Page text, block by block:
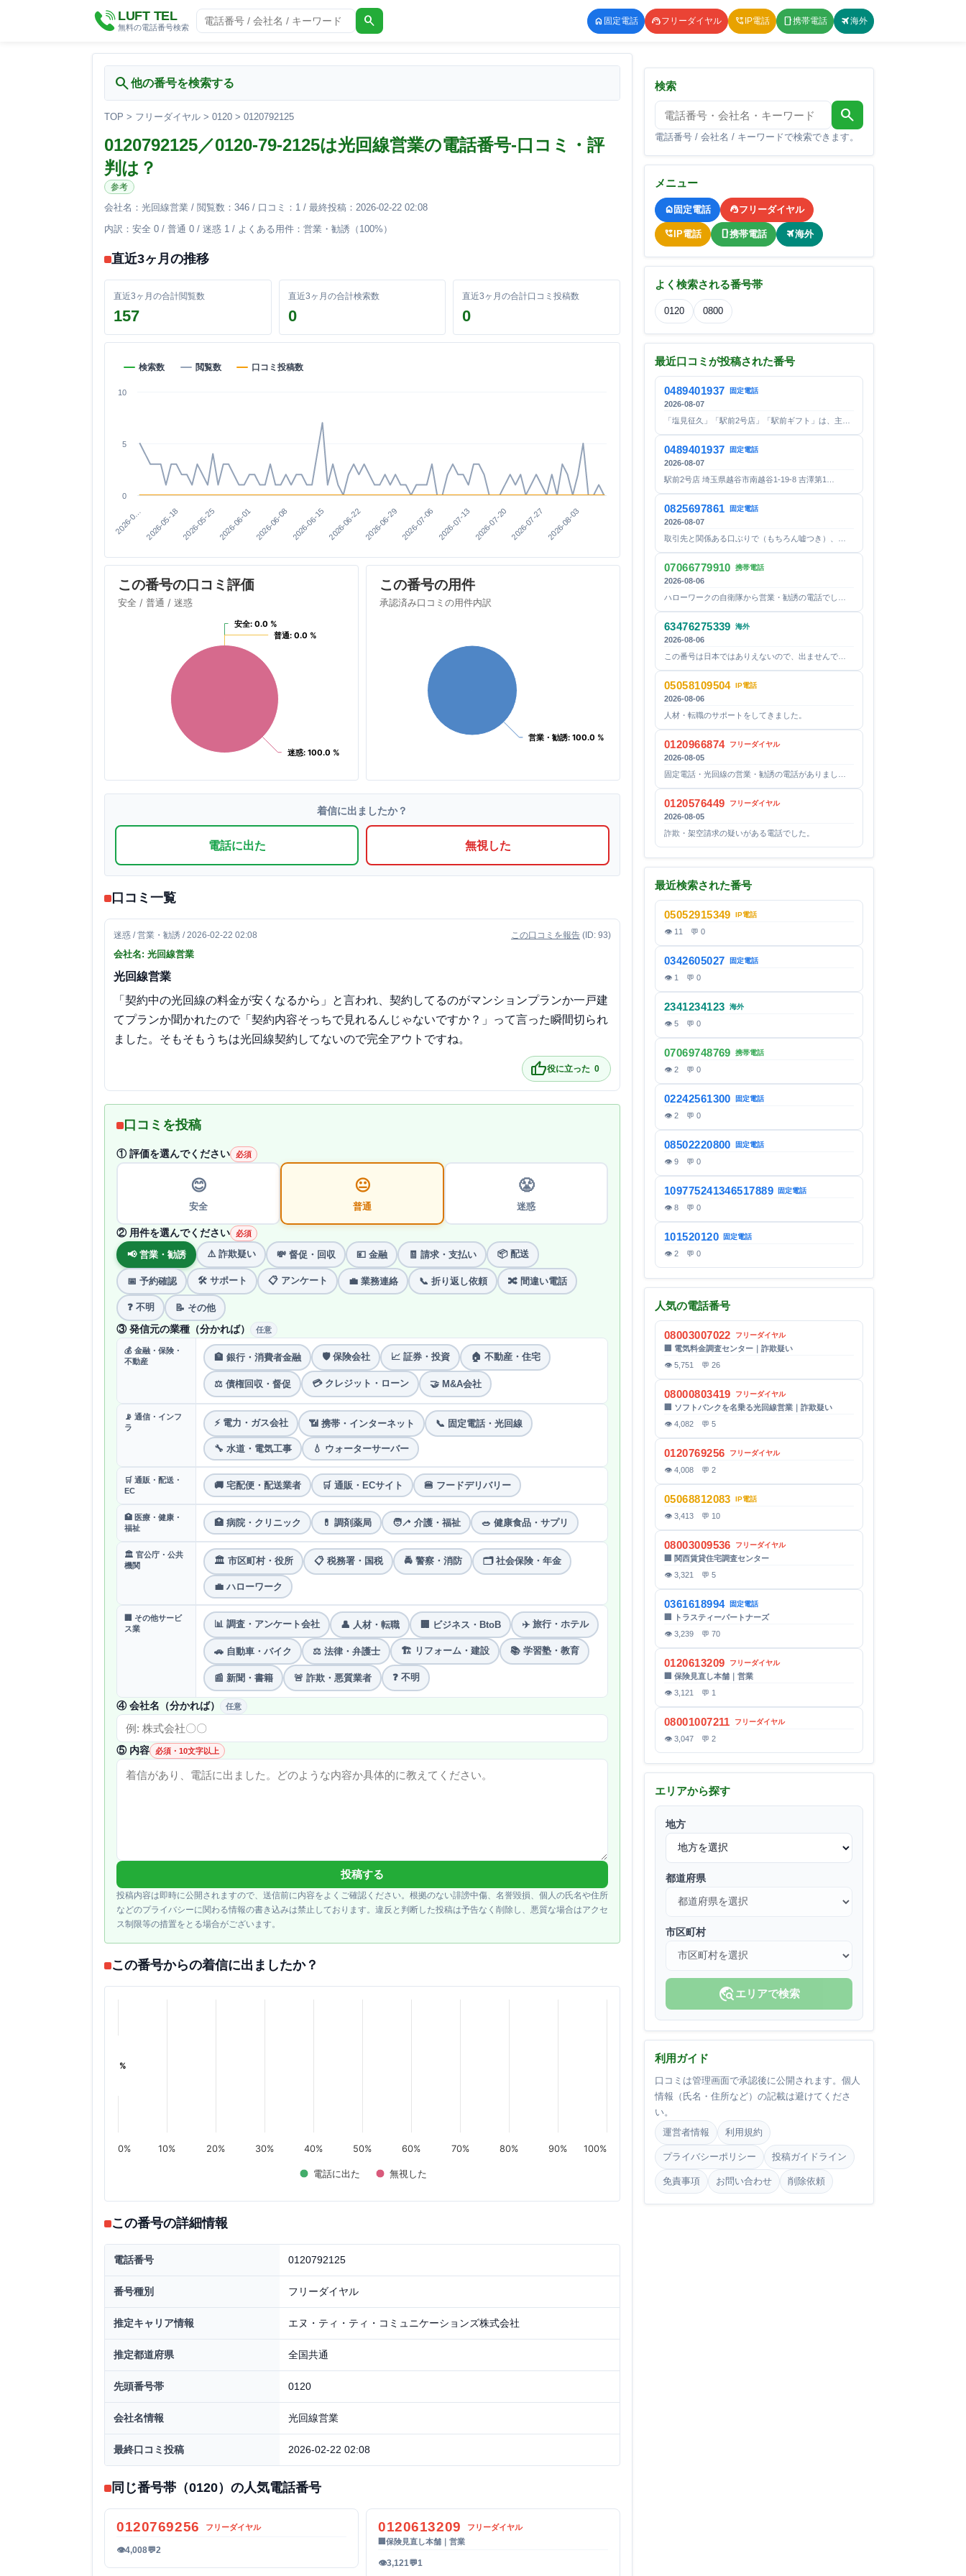
LUFT TEL
無料の電話番号検索 search 固定電話 フリーダイヤル IP電話 携帯電話 海外
search 他の番号を検索する
TOP > フリーダイヤル > 0120 > 0120792125
0120792125／0120-79-2125は光回線営業の電話番号-口コミ・評
判は？
参考
会社名：光回線営業 / 閲覧数：346 / 口コミ：1 / 最終投稿：2026-02-22 02:08
内訳：安全 0 / 普通 0 / 迷惑 1 / よくある用件：営業・勧誘（100%）
直近3ヶ月の推移
直近3ヶ月の合計閲覧数
157
直近3ヶ月の合計検索数
0
直近3ヶ月の合計口コミ投稿数
0
検索数 閲覧数 口コミ投稿数
2026-0… 2026-05-18 2026-05-25 2026-06-01 2026-06-08 2026-06-15 2026-06-22 2026-06-29 2026-07-06 2026-07-13 2026-07-20 2026-07-27 2026-08-03
0
5
10
この番号の口コミ評価
安全 / 普通 / 迷惑
安全: 0.0 %
安全: 0.0 %
普通: 0.0 %
普通: 0.0 %
迷惑: 100.0 %
迷惑: 100.0 %
この番号の用件
承認済み口コミの用件内訳
営業・勧誘: 100.0 %
営業・勧誘: 100.0 %
着信に出ましたか？
電話に出た 無視した
口コミ一覧
迷惑 / 営業・勧誘 / 2026-02-22 02:08 この口コミを報告 (ID: 93)
会社名: 光回線営業
光回線営業
「契約中の光回線の料金が安くなるから」と言われ、契約してるのがマンションプランか一戸建
てプランか聞かれたので「契約内容そっちで見れるんじゃないですか？」って言った瞬間切られ
ました。そもそもうちは光回線契約してないので完全アウトですね。
thumb_up役に立った 0
口コミを投稿
① 評価を選んでください 必須
😊
安全
😐
普通
😤
迷惑
② 用件を選んでください 必須
📢 営業・勧誘 ⚠️ 詐欺疑い 💸 督促・回収 💴 金融 🧾 請求・支払い 📦 配送
📅 予約確認 🛠 サポート 📋 アンケート 💼 業務連絡 📞 折り返し依頼 🔀 間違い電話
❓ 不明 📝 その他
③ 発信元の業種（分かれば） 任意
💰 金融・保険・
不動産
🏦 銀行・消費者金融 🛡 保険会社 📈 証券・投資 🏠 不動産・住宅
⚖️ 債権回収・督促 💳 クレジット・ローン 🤝 M&A会社
📡 通信・インフ
ラ
⚡ 電力・ガス会社 📶 携帯・インターネット 📞 固定電話・光回線
🔧 水道・電気工事 💧 ウォーターサーバー
🛒 通販・配送・
EC
🚚 宅配便・配送業者 🛒 通販・ECサイト 🍔 フードデリバリー
🏥 医療・健康・
福祉
🏥 病院・クリニック 💊 調剤薬局 🧑‍🦯 介護・福祉 🥗 健康食品・サプリ
🏛 官公庁・公共
機関
🏛 市区町村・役所 📋 税務署・国税 🚔 警察・消防 🗂 社会保険・年金
💼 ハローワーク
🏢 その他サービ
ス業
📊 調査・アンケート会社 👤 人材・転職 🏢 ビジネス・BtoB ✈️ 旅行・ホテル
🚗 自動車・バイク ⚖️ 法律・弁護士 🏗 リフォーム・建設 📚 学習塾・教育
📰 新聞・書籍 🚨 詐欺・悪質業者 ❓ 不明
④ 会社名（分かれば） 任意
⑤ 内容 必須・10文字以上
投稿する
投稿内容は即時に公開されますので、送信前に内容をよくご確認ください。根拠のない誹謗中傷、名誉毀損、個人の氏名や住所
などのプライバシーに関わる情報の書き込みは禁止しております。違反と判断した投稿は予告なく削除し、悪質な場合はアクセ
ス制限等の措置をとる場合がございます。
この番号からの着信に出ましたか？
%
%
電話に出た 無視した
0% 10% 20% 30% 40% 50% 60% 70% 80% 90% 100%
この番号の詳細情報
電話番号 0120792125
番号種別 フリーダイヤル
推定キャリア情報 エヌ・ティ・ティ・コミュニケーションズ株式会社
推定都道府県 全国共通
先頭番号帯 0120
会社名情報 光回線営業
最終口コミ投稿 2026-02-22 02:08
同じ番号帯（0120）の人気電話番号
0120769256 フリーダイヤル
👁4,008💬2
0120613209
フリーダイヤル
保険見直し本舗｜営業
👁3,121💬1
検索
search
電話番号 / 会社名 / キーワードで検索できます。
メニュー
固定電話 フリーダイヤル
IP電話 携帯電話 海外
よく検索される番号帯
0120 0800
最近口コミが投稿された番号
0489401937 固定電話
2026-08-07
「塩見征久」「駅前2号店」「駅前ギフト」は、主…
0489401937 固定電話
2026-08-07
駅前2号店 埼玉県越谷市南越谷1-19-8 吉澤第1…
0825697861 固定電話
2026-08-07
取引先と関係ある口ぶりで（もちろん嘘つき）、…
07066779910 携帯電話
2026-08-06
ハローワークの自衛隊から営業・勧誘の電話でし…
63476275339 海外
2026-08-06
この番号は日本ではありえないので、出ませんで…
05058109504 IP電話
2026-08-06
人材・転職のサポートをしてきました。
0120966874 フリーダイヤル
2026-08-05
固定電話・光回線の営業・勧誘の電話がありまし…
0120576449 フリーダイヤル
2026-08-05
詐欺・架空請求の疑いがある電話でした。
最近検索された番号
05052915349 IP電話
👁 11 💬 0
0342605027 固定電話
👁 1 💬 0
2341234123 海外
👁 5 💬 0
07069748769 携帯電話
👁 2 💬 0
02242561300 固定電話
👁 2 💬 0
08502220800 固定電話
👁 9 💬 0
109775241346517889 固定電話
👁 8 💬 0
101520120 固定電話
👁 2 💬 0
人気の電話番号
08003007022 フリーダイヤル
🏢 電気料金調査センター｜詐欺疑い
👁 5,751 💬 26
08000803419 フリーダイヤル
🏢 ソフトバンクを名乗る光回線営業｜詐欺疑い
👁 4,082 💬 5
0120769256 フリーダイヤル
👁 4,008 💬 2
05068812083 IP電話
👁 3,413 💬 10
08003009536 フリーダイヤル
🏢 関西賃貸住宅調査センター
👁 3,321 💬 5
0361618994 固定電話
🏢 トラスティーパートナーズ
👁 3,239 💬 70
0120613209 フリーダイヤル
🏢 保険見直し本舗｜営業
👁 3,121 💬 1
08001007211 フリーダイヤル
👁 3,047 💬 2
エリアから探す
地方
都道府県
市区町村
travel_exploreエリアで検索
利用ガイド
口コミは管理画面で承認後に公開されます。個人
情報（氏名・住所など）の記載は避けてくださ
い。
運営者情報
利用規約
プライバシーポリシー 投稿ガイドライン
免責事項 お問い合わせ 削除依頼